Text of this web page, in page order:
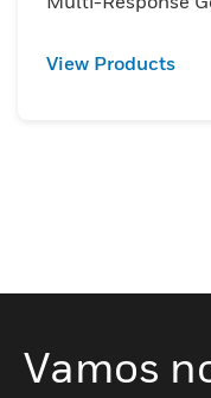
View Products
Vamos